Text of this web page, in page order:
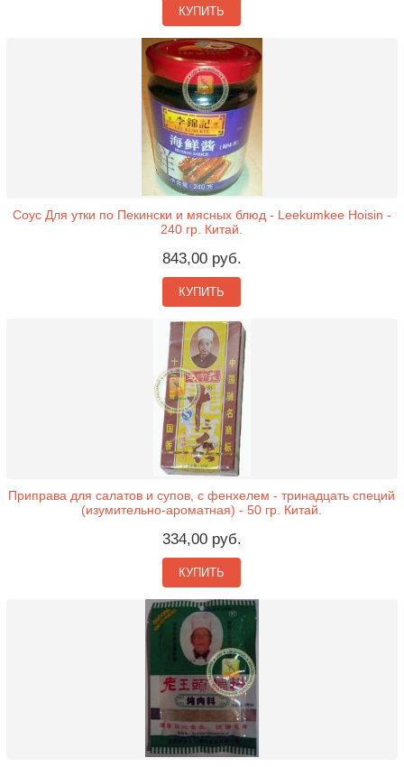
КУПИТЬ
Соус Для утки по Пекински и мясных блюд - Leekumkee Hoisin -
240 гр. Китай.
843,00 руб.
КУПИТЬ
Приправа для салатов и супов, с фенхелем - тринадцать специй
(изумительно-ароматная) - 50 гр. Китай.
334,00 руб.
КУПИТЬ